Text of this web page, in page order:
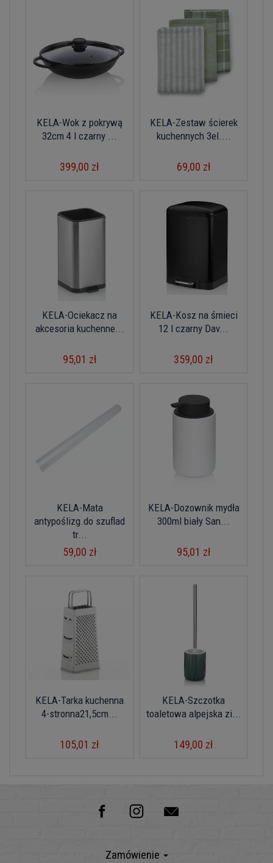
KELA-Wok z pokrywą
32cm 4 l czarny ...
399,00 zł
KELA-Zestaw ścierek
kuchennych 3el....
69,00 zł
KELA-Ociekacz na
akcesoria kuchenne...
95,01 zł
KELA-Kosz na śmieci
12 l czarny Dav...
359,00 zł
KELA-Mata
antypoślizg.do szuflad
tr...
59,00 zł
KELA-Dozownik mydła
300ml biały San...
95,01 zł
KELA-Tarka kuchenna
4-stronna21,5cm...
105,01 zł
KELA-Szczotka
toaletowa alpejska zi...
149,00 zł
Zamówienie